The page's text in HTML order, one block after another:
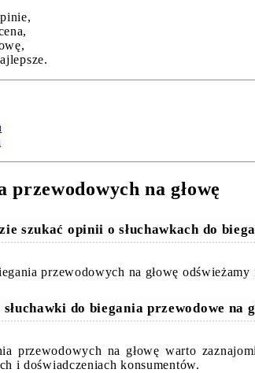
przewodowych na głowę
szukać opinii o słuchawkach do
przewodowych na głowę
do biegania przewodowe na
przewodowych na głowę warto
i doświadczeniach konsumentów.